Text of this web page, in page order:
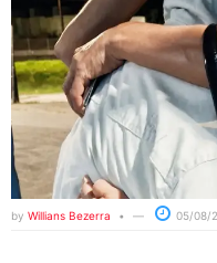
by Willians Bezerra 05/08/